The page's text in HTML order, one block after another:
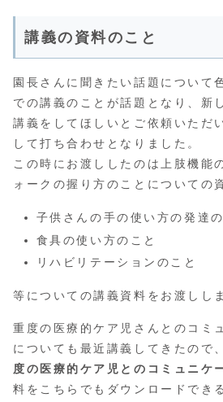
講義の資料のこと
園長さんに聞きたい話題について
での講義のことが話題となり、新
講義をしてほしいとご依頼いただ
して打ち合わせとなりました。
この時にお渡ししたのは上肢機能
ォークの握り方のことについての
子供さんの手の使い方の発達の
食具の使い方のこと
リハビリテーションのこと
等についての講義資料をお渡しし
重度の医療的ケア児さんとのコミ
についても最近講義してきたので
度の医療的ケア児とのコミュニケ
料をこちらでもダウンロードでき